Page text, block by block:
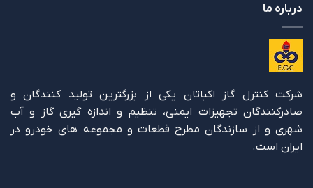
درباره ما
شرکت کنترل گاز اکباتان یکی از بزرگترین تولید کنندگان و
صادرکنندگان تجهیزات ایمنی، تنظیم و اندازه گیری گاز و آب
شهری و از سازندگان مطرح قطعات و مجموعه های خودرو در
ایران است.